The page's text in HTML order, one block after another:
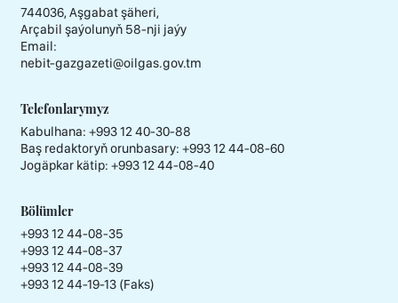
744036, Aşgabat şäheri,
Arçabil şaýolunyň 58-nji jaýy
Email:
nebit-gazgazeti@oilgas.gov.tm
Telefonlarymyz
Kabulhana: +993 12 40-30-88
Baş redaktoryň orunbasary: +993 12 44-08-60
Jogäpkar kätip: +993 12 44-08-40
Bölümler
+993 12 44-08-35
+993 12 44-08-37
+993 12 44-08-39
+993 12 44-19-13 (Faks)